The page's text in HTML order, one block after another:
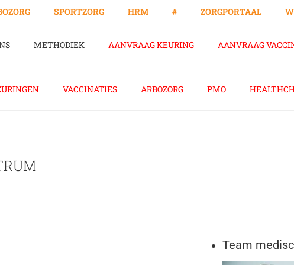
SPORTZORG HRM # ZORGPORTAAL
METHODIEK AANVRAAG KEURING AANVRAAG
VACCINATIES ARBOZORG PMO
Team